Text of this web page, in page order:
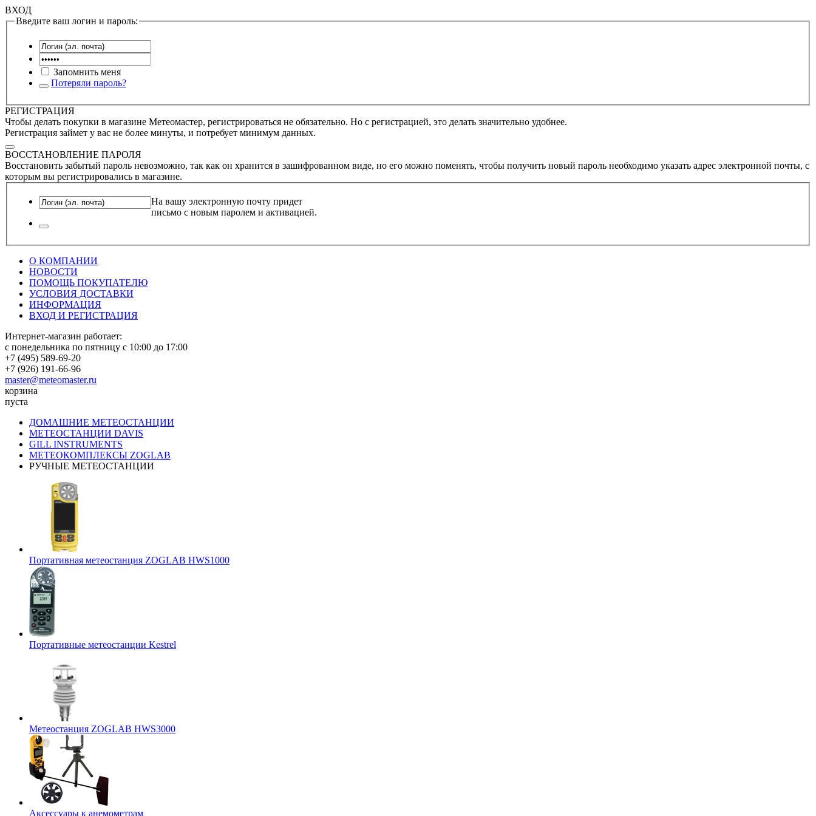
ВХОД
Введите ваш логин и пароль:
Запомнить меня
Потеряли пароль?
РЕГИСТРАЦИЯ
Чтобы делать покупки в магазине Метеомастер, регистрироваться не обязательно. Но с регистрацией, это делать значительно удобнее.
Регистрация займет у вас не более минуты, и потребует минимум данных.
ВОССТАНОВЛЕНИЕ ПАРОЛЯ
Восстановить забытый пароль невозможно, так как он хранится в зашифрованном виде, но его можно поменять, чтобы получить новый пароль необходимо указать адрес электронной почты, с
которым вы регистрировались в магазине.
На вашу электронную почту придет
письмо с новым паролем и активацией.
О КОМПАНИИ
НОВОСТИ
ПОМОЩЬ ПОКУПАТЕЛЮ
УСЛОВИЯ ДОСТАВКИ
ИНФОРМАЦИЯ
ВХОД И РЕГИСТРАЦИЯ
Интернет-магазин работает:
с понедельника по пятницу с 10:00 до 17:00
+7 (495) 589-69-20
+7 (926) 191-66-96
master@meteomaster.ru
корзина
пуста
ДОМАШНИЕ МЕТЕОСТАНЦИИ
МЕТЕОСТАНЦИИ DAVIS
GILL INSTRUMENTS
МЕТЕОКОМПЛЕКСЫ ZOGLAB
РУЧНЫЕ МЕТЕОСТАНЦИИ
Портативная метеостанция ZOGLAB HWS1000
Портативные метеостанции Kestrel
Mетеостанция ZOGLAB HWS3000
Аксессуары к анемометрам